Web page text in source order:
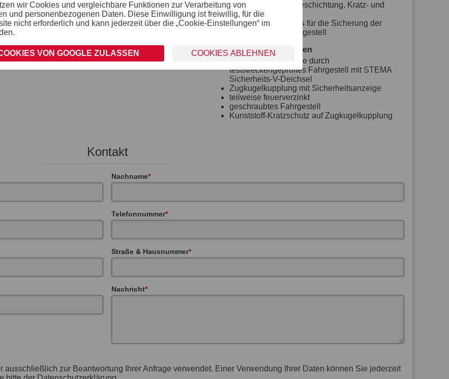
robuste Gummifederachse
wartungsfreie Kompaktradlager
stoßfeste Kunststoffkotflügel
mit farbiger Pulverbeschichtung, Kratz- und
Wetterschutz
mit Spannverschluss für die Sicherung der
Kippbrücke am Fahrgestell
Fahrgestell und Rahmen
optimale Straßenlage durch
teststreckengeprüftes Fahrgestell mit STEMA
Sicherheits-V-Deichsel
Zugkugelkupplung mit Sicherheitsanzeige
teilweise feuerverzinkt
geschraubtes Fahrgestell
Kunststoff-Kratzschutz auf Zugkugelkupplung
Kontakt
Nachname
Telefonnummer
Straße & Hausnummer
Nachricht
ausschließlich zur Beantwortung Ihrer Anfrage verwendet. Einer Verwendung Ihrer Daten können Sie jederzeit
wir Cookies und vergleichbare Funktionen zur Verarbeitung von
und personenbezogenen Daten. Diese Einwilligung ist freiwillig, für die
nicht erforderlich und kann jederzeit über die „Cookie-Einstellungen“ im
VON GOOGLE ZULASSEN COOKIES ABLEHNEN